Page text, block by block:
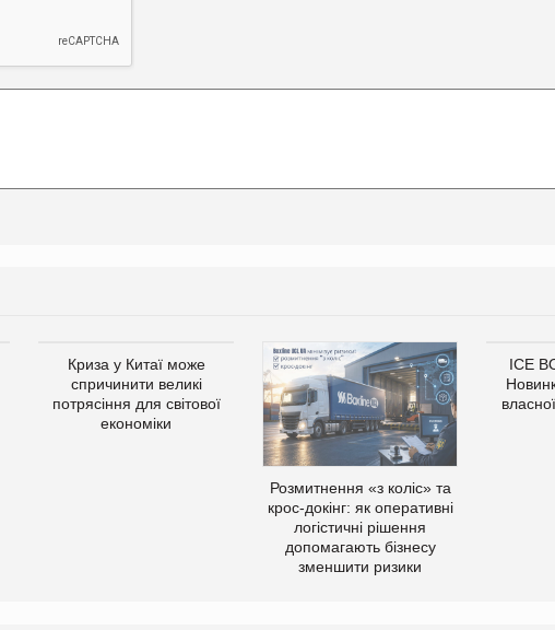
Криза у Китаї може
спричинити великі
потрясіння для світової
економіки
Розмитнення «з коліс» та
крос-докінг: як оперативні
логістичні рішення
допомагають бізнесу
зменшити ризики
ICE